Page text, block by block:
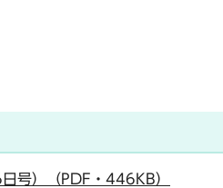
号）（PDF・446KB）